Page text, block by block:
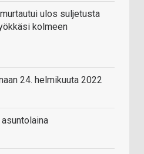
ulos suljetusta
kolmeen
24. helmikuuta 2022